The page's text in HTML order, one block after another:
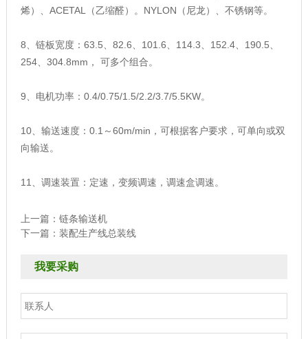
烯）、ACETAL（乙缩醛）。NYLON（尼龙）、不锈钢等。
8、链板宽度：63.5、82.6、101.6、114.3、152.4、190.5、
254、304.8mm， 可多个组合。
9、电机功率：0.4/0.75/1.5/2.2/3.7/5.5KW。
10、输送速度：0.1～60m/min，可根据客户要求，可单向或双
向输送。
11、调速装置：定速，变频调速，调速盒调速。
上一篇： 链条输送机
下一篇： 装配生产线总装线
我要采购